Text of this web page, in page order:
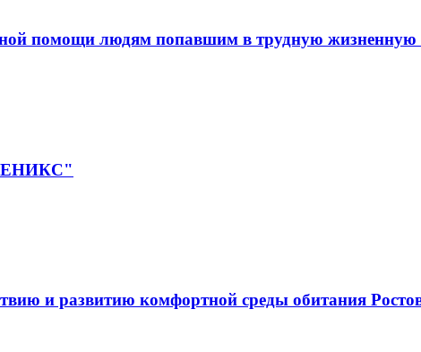
помощи людям попавшим в трудную
и развитию комфортной среды обитания